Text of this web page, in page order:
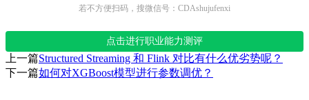
若不方便扫码，搜微信号：CDAshujufenxi
点击进行职业能力测评
上一篇Structured Streaming 和 Flink 对比有什么优劣势呢？
下一篇如何对XGBoost模型进行参数调优？